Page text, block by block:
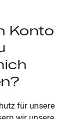
Konto
für unsere